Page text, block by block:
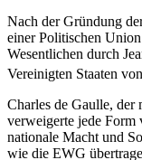
Nach der Gründung
einer Politischen
Wesentlichen durch
Vereinigten Staaten
Charles de Gaulle,
verweigerte jede Form
nationale Macht und
wie die EWG